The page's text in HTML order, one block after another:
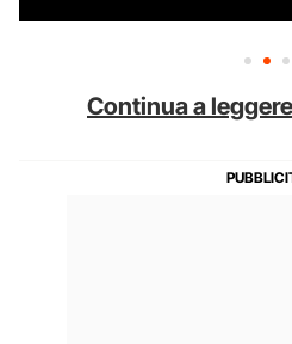
Continua a